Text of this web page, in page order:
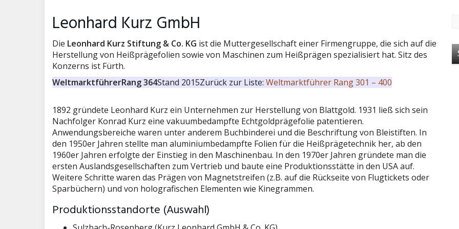
Leonhard Kurz GmbH
Die Leonhard Kurz Stiftung & Co. KG ist die Muttergesellschaft einer Firmengruppe, die sich auf die
Herstellung von Heißprägefolien sowie von Maschinen zum Heißprägen spezialisiert hat. Sitz des
Konzerns ist Fürth.
WeltmarktführerRang 364Stand 2015Zurück zur Liste: Weltmarktführer Rang 301 – 400
1892 gründete Leonhard Kurz ein Unternehmen zur Herstellung von Blattgold. 1931 ließ sich sein
Nachfolger Konrad Kurz eine vakuumbedampfte Echtgoldprägefolie patentieren.
Anwendungsbereiche waren unter anderem Buchbinderei und die Beschriftung von Bleistiften. In
den 1950er Jahren stellte man aluminiumbedampfte Folien für die Heißprägetechnik her, ab den
1960er Jahren erfolgte der Einstieg in den Maschinenbau. In den 1970er Jahren gründete man die
ersten Auslandsgesellschaften zum Vertrieb und baute eine Produktionsstätte in den USA auf.
Weitere Schritte waren das Prägen von Magnetstreifen (z.B. auf die Rückseite von Flugtickets oder
Sparbüchern) und von holografischen Elementen wie Kinegrammen.
Produktionsstandorte (Auswahl)